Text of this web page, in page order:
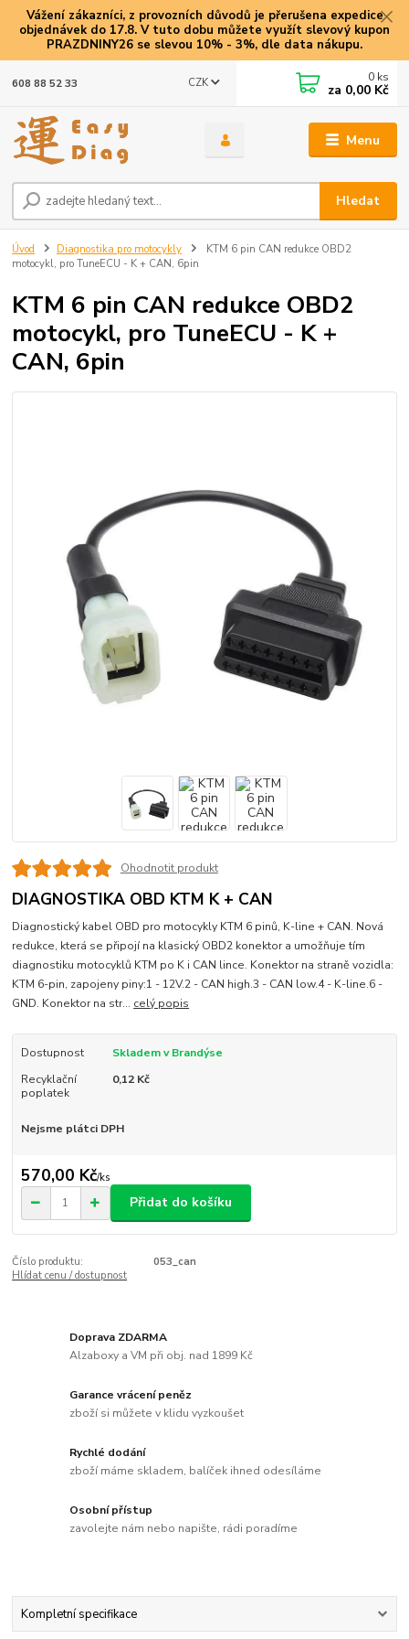
Vážení zákazníci, z provozních důvodů je přerušena expedice
objednávek do 17.8. V tuto dobu můžete využít slevový kupon
PRAZDNINY26 se slevou 10% - 3%, dle data nákupu.
Menu
CZK
Hledat
608 88 52 33 0 ks
za 0,00 Kč
Úvod Diagnostika pro motocykly
KTM 6 pin CAN redukce OBD2
motocykl, pro TuneECU - K + CAN, 6pin
KTM 6 pin CAN redukce OBD2
motocykl, pro TuneECU - K +
CAN, 6pin
Ohodnotit produkt
DIAGNOSTIKA OBD KTM K + CAN
Diagnostický kabel OBD pro motocykly KTM 6 pinů, K-line + CAN. Nová
redukce, která se připojí na klasický OBD2 konektor a umožňuje tím
diagnostiku motocyklů KTM po K i CAN lince. Konektor na straně vozidla:
KTM 6-pin, zapojeny piny:1 - 12V.2 - CAN high.3 - CAN low.4 - K-line.6 -
GND. Konektor na str... celý popis
Dostupnost
Skladem v Brandýse
Recyklační
poplatek
0,12 Kč
Nejsme plátci DPH
570,00 Kč/ks
Přidat do košíku
Číslo produktu:
053_can
Hlídat cenu / dostupnost
Doprava ZDARMA
Alzaboxy a VM při obj. nad 1899 Kč
Garance vrácení peněz
zboží si můžete v klidu vyzkoušet
Rychlé dodání
zboží máme skladem, balíček ihned odesíláme
Osobní přístup
zavolejte nám nebo napište, rádi poradíme
Kompletní specifikace